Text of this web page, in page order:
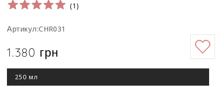
(1 )
Артикул:CHR031
Ціна
1.380 грн
250 мл
Цей
варіант